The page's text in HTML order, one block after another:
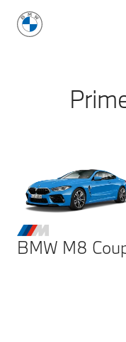
BMW M8